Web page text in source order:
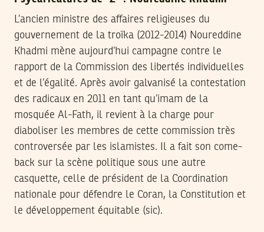
L’ancien ministre des affaires religieuses du
gouvernement de la troïka (2012-2014) Noureddine
Khadmi mène aujourd’hui campagne contre le
rapport de la Commission des libertés individuelles
et de l’égalité. Après avoir galvanisé la contestation
des radicaux en 2011 en tant qu’imam de la
mosquée Al-Fath, il revient à la charge pour
diaboliser les membres de cette commission très
controversée par les islamistes. Il a fait son come-
back sur la scène politique sous une autre
casquette, celle de président de la Coordination
nationale pour défendre le Coran, la Constitution et
le développement équitable (sic).